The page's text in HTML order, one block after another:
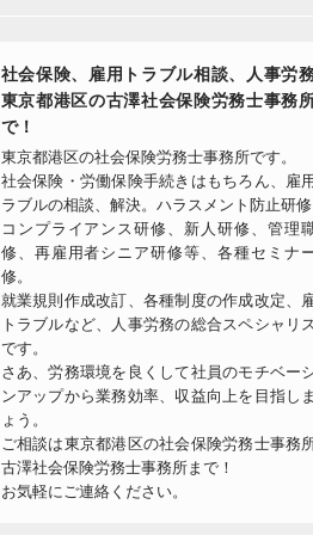
社会保険、雇用トラブル相談、人事労
東京都港区の古澤社会保険労務士事務
で！
東京都港区の社会保険労務士事務所です。
社会保険・労働保険手続きはもちろん、雇
ラブルの相談、解決。ハラスメント防止研修
コンプライアンス研修、新人研修、管理
修、再雇用者シニア研修等、各種セミナ
修。
就業規則作成改訂、各種制度の作成改定、
トラブルなど、人事労務の総合スペシャリ
です。
さあ、労務環境を良くして社員のモチベー
ンアップから業務効率、収益向上を目指し
ょう。
ご相談は東京都港区の社会保険労務士事務
古澤社会保険労務士事務所まで！
お気軽にご連絡ください。